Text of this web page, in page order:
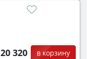
20 320 в корзину